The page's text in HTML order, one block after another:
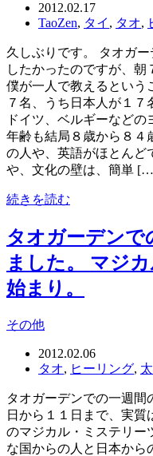
2012.02.17
TaoZen, タイ , タオ,
久しぶりです。 タオガ
したかったのですが、朝
僕が一人で教えるという
７名、うち日本人が１７
ドイツ、ベルギーなどの
年齢も結局８歳から８４
の人や、英語がほとんど
や、文化の壁は、簡単
続きを読む
タオガーデンで
ました。 マジ
始まり。
その他
2012.02.06
タオ, ヒーリング,
タオガーデンでの一週間
日から１１日まで、実
のマジカル・ミステリー
な国からの人と日本から